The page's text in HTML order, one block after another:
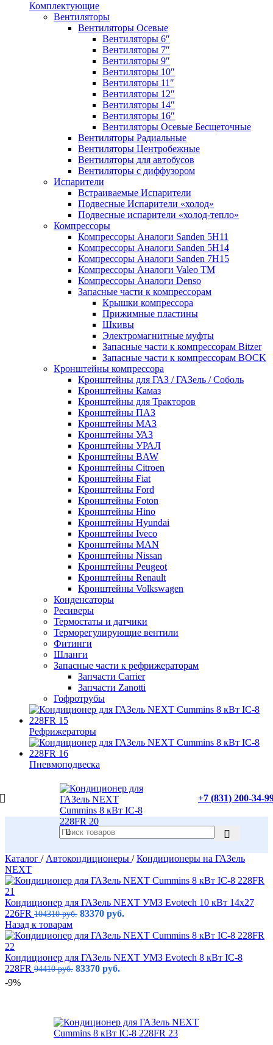
Комплектующие
Вентиляторы
Вентиляторы Осевые
Вентиляторы 6″
Вентиляторы 7″
Вентиляторы 9″
Вентиляторы 10″
Вентиляторы 11″
Вентиляторы 12″
Вентиляторы 14″
Вентиляторы 16″
Вентиляторы Осевые Бесщеточные
Вентиляторы Радиальные
Вентиляторы Центробежные
Вентиляторы для автобусов
Вентиляторы с диффузором
Испарители
Встраиваемые Испарители
Подвесные Испарители «холод»
Подвесные испарители «холод-тепло»
Компрессоры
Компрессоры Аналоги Sanden 5H11
Компрессоры Аналоги Sanden 5H14
Компрессоры Аналоги Sanden 7H15
Компрессоры Аналоги Valeo ТМ
Компрессоры Аналоги Denso
Запасные части к компрессорам
Крышки компрессора
Прижимные пластины
Шкивы
Электромагнитные муфты
Запасные части к компрессорам Bitzer
Запасные части к компрессорам BOCK
Кронштейны компрессора
Кронштейны для ГАЗ / ГАЗель / Соболь
Кронштейны Камаз
Кронштейны для Тракторов
Кронштейны ПАЗ
Кронштейны МАЗ
Кронштейны УАЗ
Кронштейны УРАЛ
Кронштейны BAW
Кронштейны Citroen
Кронштейны Fiat
Кронштейны Ford
Кронштейны Foton
Кронштейны Hino
Кронштейны Hyundai
Кронштейны Iveco
Кронштейны MAN
Кронштейны Nissan
Кронштейны Peugeot
Кронштейны Renault
Кронштейны Volkswagen
Конденсаторы
Ресиверы
Термостаты и датчики
Терморегулирующие вентили
Фитинги
Шланги
Запасные части к рефрижераторам
Запчасти Carrier
Запчасти Zanotti
Гофротрубы
Рефрижераторы
Пневмоподвеска
+7 (831) 200-34-
Каталог / Автокондиционеры / Кондиционеры на ГАЗель
NEXT
Кондиционер для ГАЗель NEXT УМЗ Evotech 10 кВт 14х27
226FR 104310руб. 83370 руб.
Назад к товарам
Кондиционер для ГАЗель NEXT УМЗ Evotech 8 кВт IC-8
228FR 94410руб. 83370 руб.
-9%